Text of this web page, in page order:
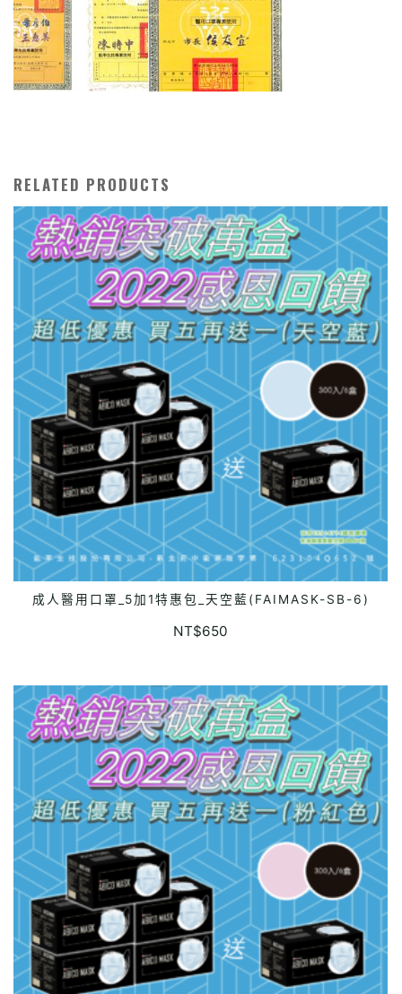
RELATED PRODUCTS
ADD TO CART
成人醫用口罩_5加1特惠包_天空藍(FAIMASK-SB-6)
NT$650